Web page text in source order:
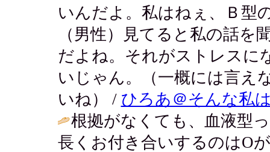
いんだよ。私はねぇ、Ｂ型
（男性）見てると私の話を
だよね。それがストレスに
いじゃん。（一概には言え
いね） / ひろあ＠そんな私
根拠がなくても、血液型
長くお付き合いするのはO